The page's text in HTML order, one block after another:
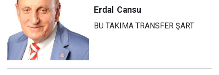
Erdal Cansu
BU TAKIMA TRANSFER ŞART